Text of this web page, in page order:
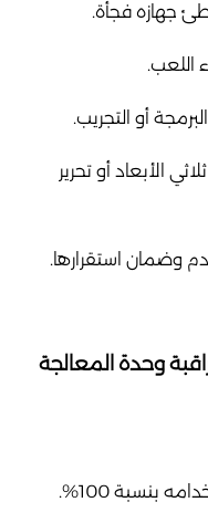
جهازه فجأة.
اللعب.
أو التجريب.
الأبعاد أو تحرير
وضمان استقرارها.
وحدة المعالجة
بنسبة 100%.